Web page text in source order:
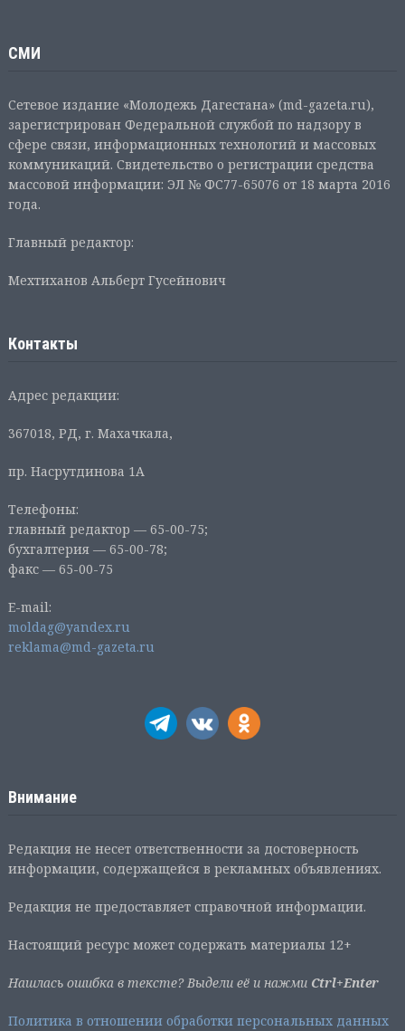
СМИ
Сетевое издание «Молодежь Дагестана» (md-gazeta.ru),
зарегистрирован Федеральной службой по надзору в
сфере связи, информационных технологий и массовых
коммуникаций. Свидетельство о регистрации средства
массовой информации: ЭЛ № ФС77-65076 от 18 марта 2016
года.
Главный редактор:
Мехтиханов Альберт Гусейнович
Контакты
Адрес редакции:
367018, РД, г. Махачкала,
пр. Насрутдинова 1А
Телефоны:
главный редактор — 65-00-75;
бухгалтерия — 65-00-78;
факс — 65-00-75
E-mail:
moldag@yandex.ru
reklama@md-gazeta.ru
Внимание
Редакция не несет ответственности за достоверность
информации, содержащейся в рекламных объявлениях.
Редакция не предоставляет справочной информации.
Настоящий ресурс может содержать материалы 12+
Нашлась ошибка в тексте? Выдели её и нажми Ctrl+Enter
Политика в отношении обработки персональных данных